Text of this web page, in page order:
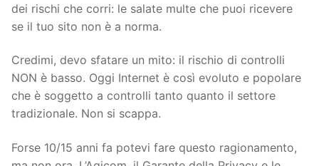
dei rischi che corri: le salate multe che puoi ricevere
se il tuo sito non è a norma.
Credimi, devo sfatare un mito: il rischio di controlli
NON è basso. Oggi Internet è così evoluto e popolare
che è soggetto a controlli tanto quanto il settore
tradizionale. Non si scappa.
Forse 10/15 anni fa potevi fare questo ragionamento,